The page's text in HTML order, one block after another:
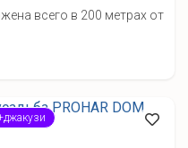
всего в 200 метрах от